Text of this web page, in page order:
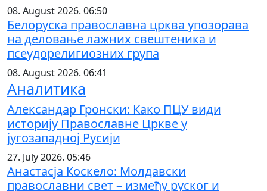
08. August 2026. 06:50
Белоруска православна црква упозорава
на деловање лажних свештеника и
псеудорелигиозних група
08. August 2026. 06:41
Аналитика
Александар Гронски: Како ПЦУ види
историју Православне Цркве у
југозападној Русији
27. July 2026. 05:46
Анастасја Коскело: Молдавски
православни свет – између руског и